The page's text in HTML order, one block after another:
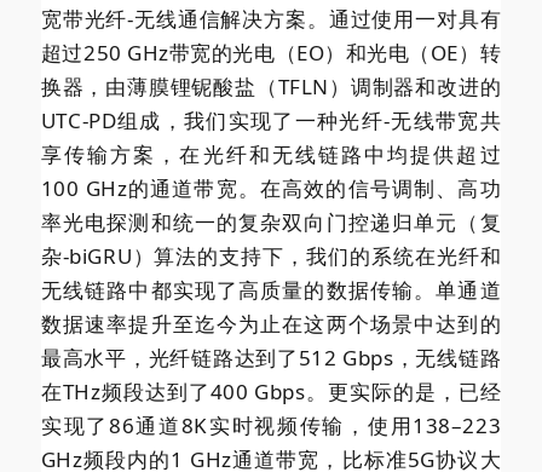
宽带光纤-无线通信解决方案。通过使用一对具有
超过250 GHz带宽的光电（EO）和光电（OE）转
换器，由薄膜锂铌酸盐（TFLN）调制器和改进的
UTC-PD组成，我们实现了一种光纤-无线带宽共
享传输方案，在光纤和无线链路中均提供超过
100 GHz的通道带宽。在高效的信号调制、高功
率光电探测和统一的复杂双向门控递归单元（复
杂-biGRU）算法的支持下，我们的系统在光纤和
无线链路中都实现了高质量的数据传输。单通道
数据速率提升至迄今为止在这两个场景中达到的
最高水平，光纤链路达到了512 Gbps，无线链路
在THz频段达到了400 Gbps。更实际的是，已经
实现了86通道8K实时视频传输，使用138–223
GHz频段内的1 GHz通道带宽，比标准5G协议大